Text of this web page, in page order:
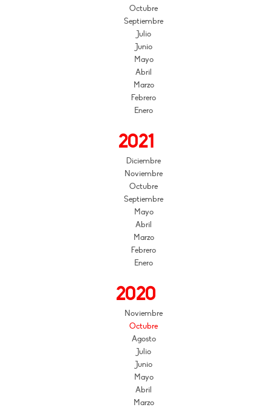
Octubre
Septiembre
Julio
Junio
Mayo
Abril
Marzo
Febrero
Enero
2021
Diciembre
Noviembre
Octubre
Septiembre
Mayo
Abril
Marzo
Febrero
Enero
2020
Noviembre
Octubre
Agosto
Julio
Junio
Mayo
Abril
Marzo